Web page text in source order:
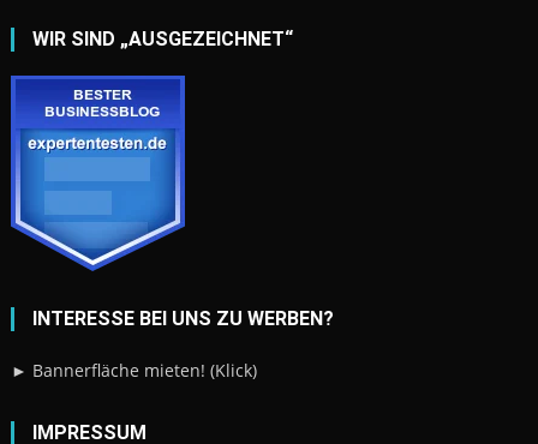
WIR SIND „AUSGEZEICHNET“
INTERESSE BEI UNS ZU WERBEN?
► Bannerfläche mieten! (Klick)
IMPRESSUM